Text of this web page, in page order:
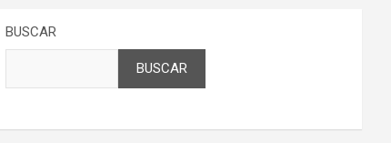
BUSCAR
BUSCAR